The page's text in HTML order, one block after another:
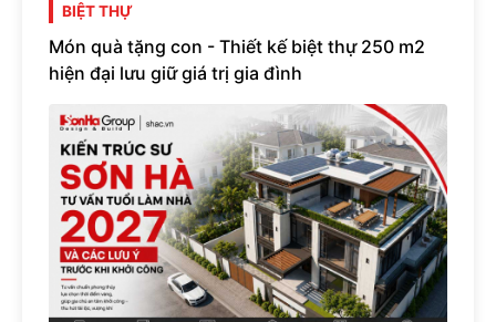
BIỆT THỰ
Món quà tặng con - Thiết kế biệt thự 250 m2
hiện đại lưu giữ giá trị gia đình